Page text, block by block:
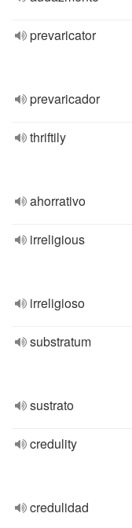
prevaricator
prevaricador
thriftily
ahorrativo
irreligious
irreligioso
substratum
sustrato
credulity
credulidad